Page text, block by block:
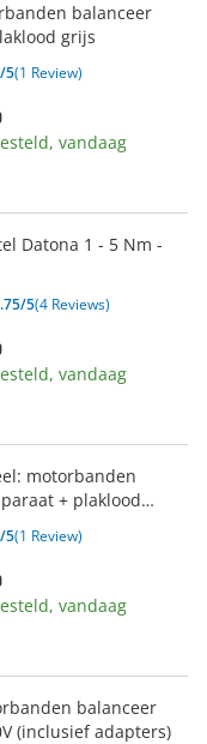
balanceer
grijs
5(1 Review)
vandaag
Datona 1 - 5 Nm -
5(4 Reviews)
vandaag
motorbanden
+ plaklood
5(1 Review)
vandaag
balanceer
(inclusief adapters)